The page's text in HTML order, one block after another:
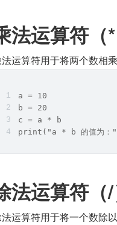
法运算符（*
运算符用于将两个数相
a = 10
b = 20
c = a * b
print("a * b 的值为
法运算符（/
运算符用于将一个数除